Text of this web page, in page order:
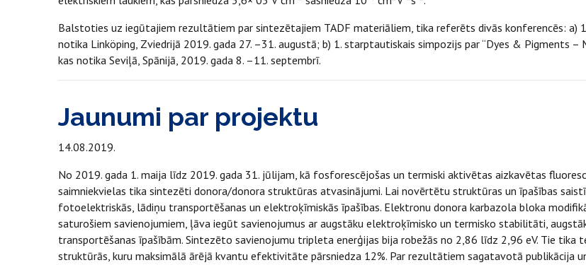
Balstoties uz iegūtajiem rezultātiem par sintezētajiem TADF materiāliem, tika referēts divās konferencēs: a)
notika Linköping, Zviedrijā 2019. gada 27. –31. augustā; b) 1. starptautiskais simpozijs par “Dyes & Pigments
kas notika Seviļā, Spānijā, 2019. gada 8. –11. septembrī.
Jaunumi par projektu
14.08.2019.
No 2019. gada 1. maija līdz 2019. gada 31. jūlijam, kā fosforescējošas un termiski aktivētas aizkavētas
saimniekvielas tika sintezēti donora/donora struktūras atvasinājumi. Lai novērtētu struktūras un īpašības
fotoelektriskās, lādiņu transportēšanas un elektroķīmiskās īpašības. Elektronu donora karbazola bloka
saturošiem savienojumiem, ļāva iegūt savienojumus ar augstāku elektroķīmisko un termisko stabilitāti,
transportēšanas īpašībām. Sintezēto savienojumu tripleta enerģijas bija robežās no 2,86 līdz 2,96 eV. Tie
struktūrās, kuru maksimālā ārējā kvantu efektivitāte pārsniedza 12%. Par rezultātiem sagatavotā publikācija